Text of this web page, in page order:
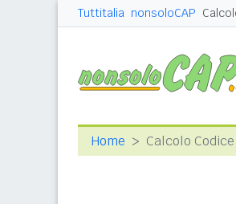
Tuttitalia nonsoloCAP
Home Calcolo